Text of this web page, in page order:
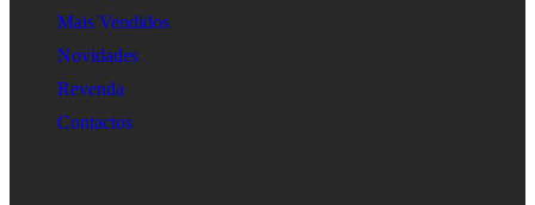
Mais Vendidos
Novidades
Revenda
Contactos